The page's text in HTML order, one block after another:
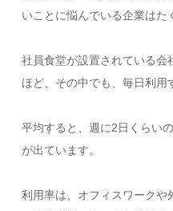
いことに悩んでいる企業はた
社員食堂が設置されている会
ほど、その中でも、毎日利用
平均すると、週に2日くらい
が出ています。
利用率は、オフィスワークや